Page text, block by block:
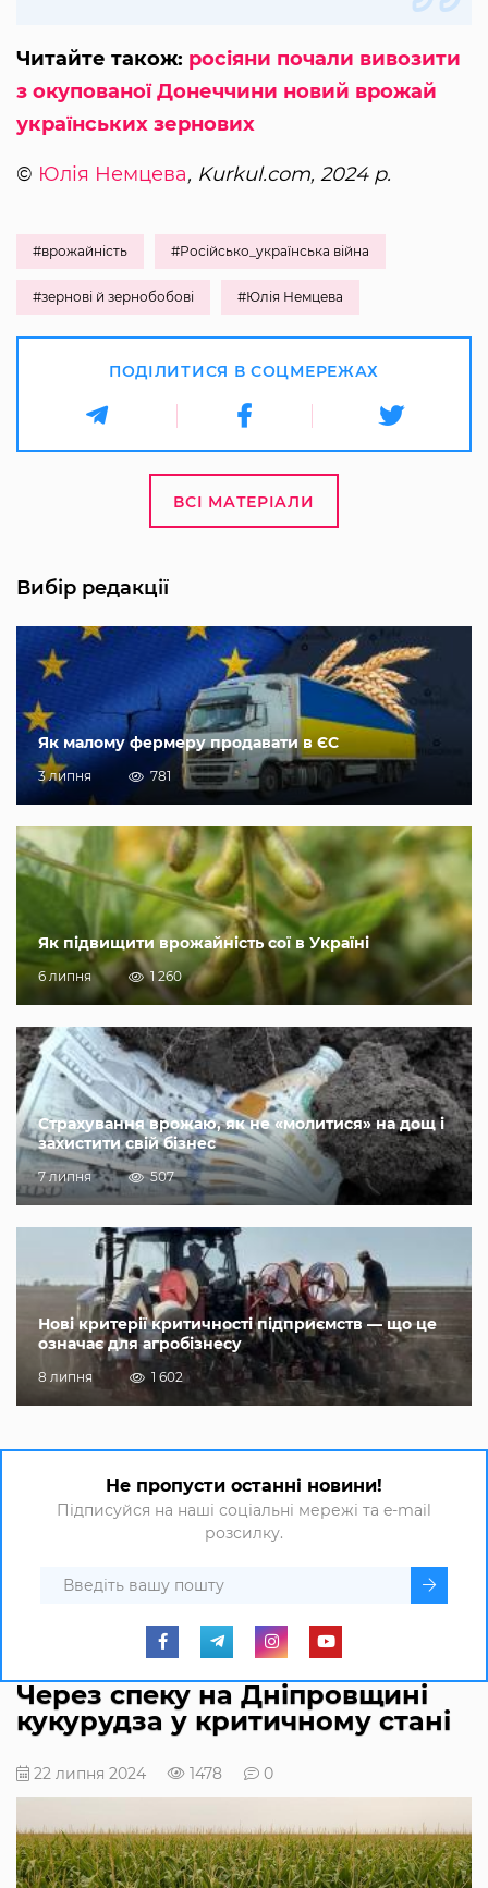
Читайте також: росіяни почали вивозити
з окупованої Донеччини новий врожай
українських зернових
© Юлія Немцева, Kurkul.com, 2024 р.
#врожайність #Російсько_українська війна
#зернові й зернобобові #Юлія Немцева
ПОДІЛИТИСЯ В СОЦМЕРЕЖАХ
ВСІ МАТЕРІАЛИ
Вибір редакції
Як малому фермеру продавати в ЄС
3 липня 781
Як підвищити врожайність сої в Україні
6 липня 1 260
Страхування врожаю, як не «молитися» на дощ і
захистити свій бізнес
7 липня 507
Нові критерії критичності підприємств — що це
означає для агробізнесу
8 липня 1 602
Не пропусти останні новини!
Підписуйся на наші соціальні мережі та e-mail
розсилку.
Через спеку на Дніпровщині
кукурудза у критичному стані
22 липня 2024 1478 0